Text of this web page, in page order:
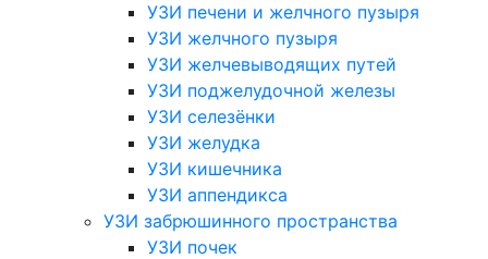
УЗИ печени и желчного пузыря
УЗИ желчного пузыря
УЗИ желчевыводящих путей
УЗИ поджелудочной железы
УЗИ селезёнки
УЗИ желудка
УЗИ кишечника
УЗИ аппендикса
УЗИ забрюшинного пространства
УЗИ почек